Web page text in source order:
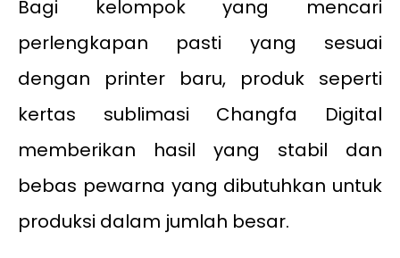
Bagi kelompok yang mencari
perlengkapan pasti yang sesuai
dengan printer baru, produk seperti
kertas sublimasi Changfa Digital
memberikan hasil yang stabil dan
bebas pewarna yang dibutuhkan untuk
produksi dalam jumlah besar.